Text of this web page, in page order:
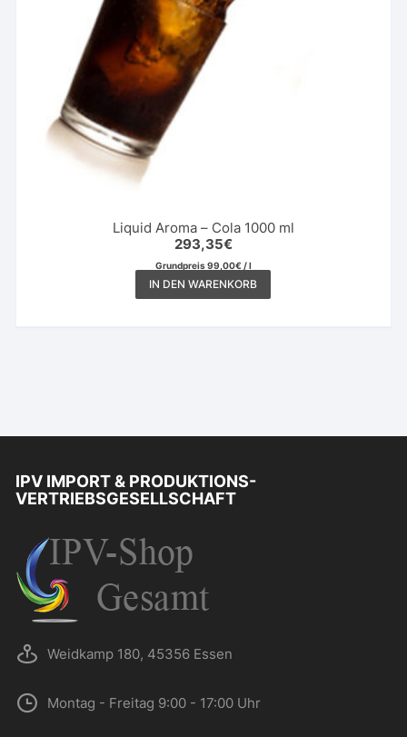
Liquid Aroma – Cola 1000 ml
293,35€
Grundpreis99,00€/l
IN DEN WARENKORB
IPV IMPORT & PRODUKTIONS-
VERTRIEBSGESELLSCHAFT
Weidkamp 180, 45356 Essen
Montag - Freitag 9:00 - 17:00 Uhr